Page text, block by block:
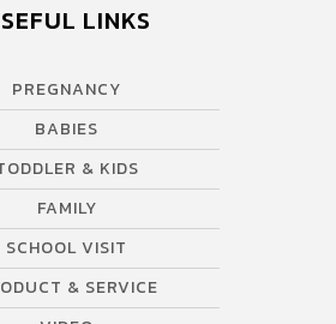
LINKS
PREGNANCY
BABIES
& KIDS
FAMILY
SCHOOL VISIT
& SERVICE